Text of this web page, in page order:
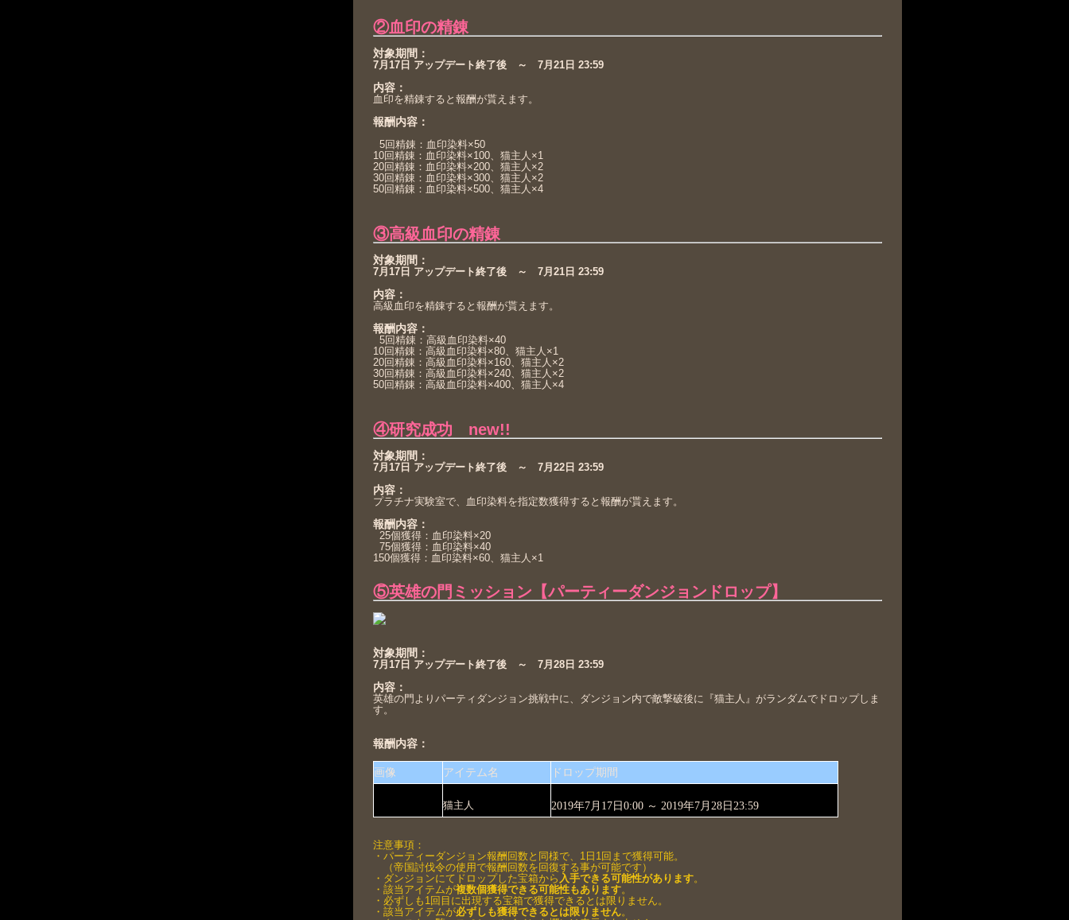
②血印の精錬
対象期間：
7月17日 アップデート終了後 ～ 7月21日 23:59
内容：
血印を精錬すると報酬が貰えます。
報酬内容：
5回精錬：血印染料×50
10回精錬：血印染料×100、猫主人×1
20回精錬：血印染料×200、猫主人×2
30回精錬：血印染料×300、猫主人×2
50回精錬：血印染料×500、猫主人×4
③高級血印の精錬
対象期間：
7月17日 アップデート終了後 ～ 7月21日 23:59
内容：
高級血印を精錬すると報酬が貰えます。
報酬内容：
5回精錬：高級血印染料×40
10回精錬：高級血印染料×80、猫主人×1
20回精錬：高級血印染料×160、猫主人×2
30回精錬：高級血印染料×240、猫主人×2
50回精錬：高級血印染料×400、猫主人×4
④研究成功 new!!
対象期間：
7月17日 アップデート終了後 ～ 7月22日 23:59
内容：
プラチナ実験室で、血印染料を指定数獲得すると報酬が貰えます。
報酬内容：
25個獲得：血印染料×20
75個獲得：血印染料×40
150個獲得：血印染料×60、猫主人×1
⑤英雄の門ミッション【パーティーダンジョンドロップ】
対象期間：
7月17日 アップデート終了後 ～ 7月28日 23:59
内容：
英雄の門よりパーティダンジョン挑戦中に、ダンジョン内で敵撃破後に『猫主人』がランダムでドロップしま
す。
報酬内容：
画像 アイテム名 ドロップ期間
猫主人 2019年7月17日0:00 ～ 2019年7月28日23:59
注意事項：
・パーティーダンジョン報酬回数と同様で、1日1回まで獲得可能。
（帝国討伐令の使用で報酬回数を回復する事が可能です）
・ダンジョンにてドロップした宝箱から 入手できる可能性があります。
・該当アイテムが複数個獲得できる可能性もあります。
・必ずしも1回目に出現する宝箱で獲得できるとは限りません。
・該当アイテムが必ずしも獲得できるとは限りません。